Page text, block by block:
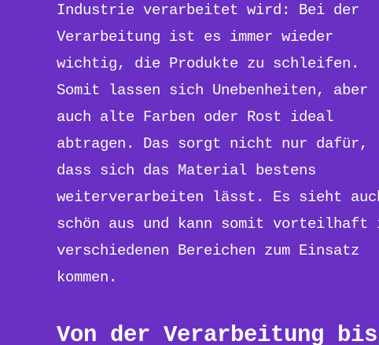
Industrie verarbeitet wird: Bei der
Verarbeitung ist es immer wieder
wichtig, die Produkte zu schleifen.
Somit lassen sich Unebenheiten, aber
auch alte Farben oder Rost ideal
abtragen. Das sorgt nicht nur dafür,
dass sich das Material bestens
weiterverarbeiten lässt. Es sieht
schön aus und kann somit vorteilhaft
verschiedenen Bereichen zum Einsatz
kommen.
Von der Verarbeitung bis